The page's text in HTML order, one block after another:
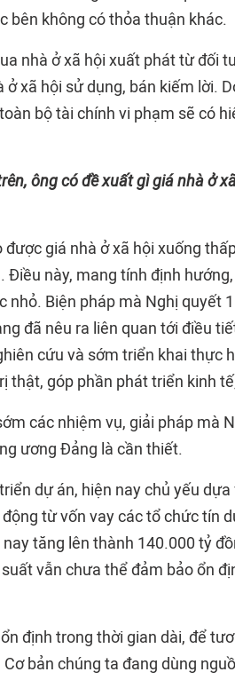
bên không có thỏa thuận khác.
nhà ở xã hội xuất phát từ đối
xã hội sử dụng, bán kiếm lời.
bộ tài chính vi phạm sẽ có
ông có đề xuất gì giá nhà ở
giá nhà ở xã hội xuống
này, mang tính định
nhỏ. Biện pháp mà Nghị quyết
đã nêu ra liên quan tới điều
cứu và sớm triển khai thực
thật, góp phần phát triển kinh
các nhiệm vụ, giải pháp mà
ương Đảng là cần thiết.
dự án, hiện nay chủ yếu
từ vốn vay các tổ chức tín
tăng lên thành 140.000 tỷ
vẫn chưa thể đảm bảo ổn
định trong thời gian dài, để
bản chúng ta đang dùng